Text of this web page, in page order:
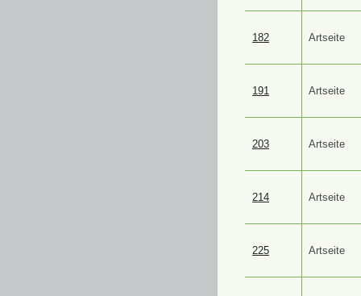
182 Artseite
191 Artseite
203 Artseite
214 Artseite
225 Artseite